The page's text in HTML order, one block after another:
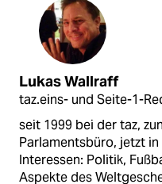
Lukas Wallraff
taz.eins- und Seite-1-
seit 1999 bei der taz,
Parlamentsbüro, jetzt
Interessen: Politik,
Aspekte des